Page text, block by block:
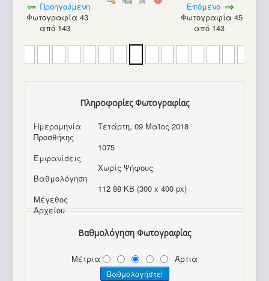
Προηγούμενη
Φωτογραφία 43
από 143
Επόμενο
Φωτογραφία 45
από 143
Πληροφορίες Φωτογραφίας
Ημερομηνία
Προσθήκης
Τετάρτη, 09 Μαϊος 2018
Εμφανίσεις
1075
Βαθμολόγηση
Χωρίς Ψήφους
Μέγεθος
Αρχείου
112 88 KB (300 x 400 px)
Βαθμολόγηση Φωτογραφίας
Μέτρια Άρτια